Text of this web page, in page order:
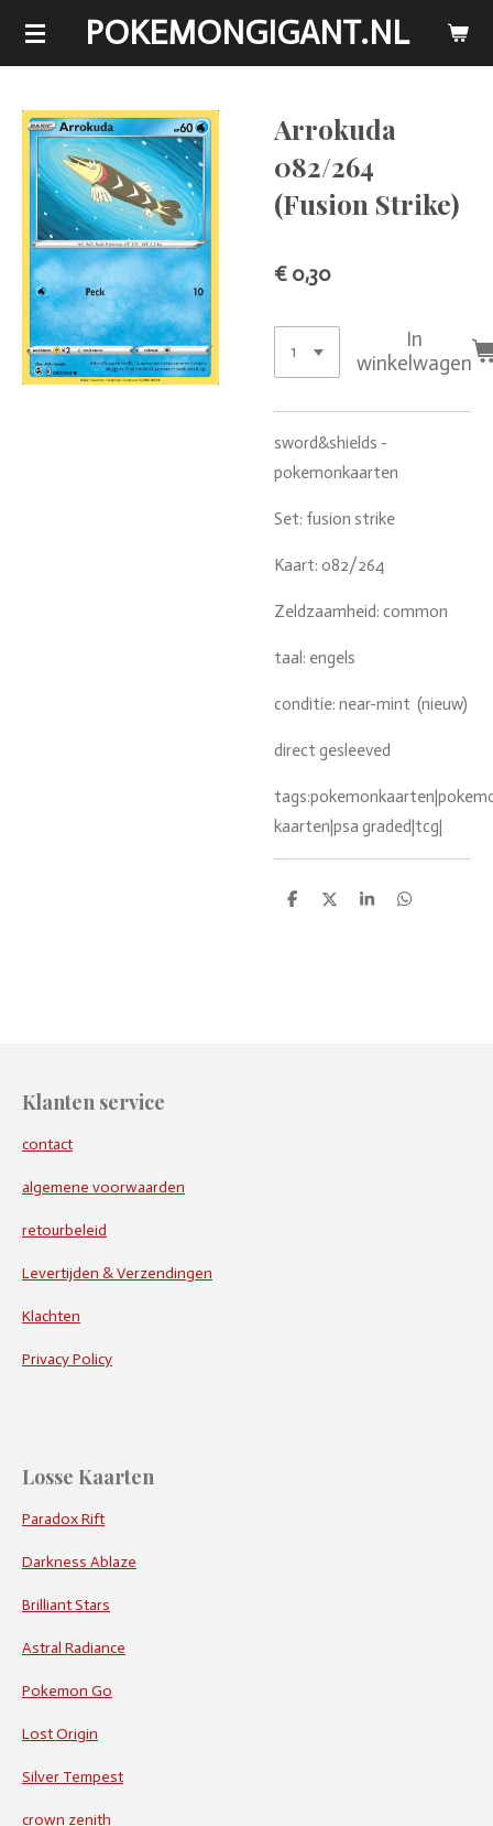
Ga
de
hoofdinhoud
POKEMONGIGANT.NL
Arrokuda
082/264
(Fusion Strike)
€ 0,30
In
winkelwagen
sword&shields -
pokemonkaarten
Set: fusion strike
Kaart: 082/264
Zeldzaamheid: common
taal: engels
conditie: near-mint (nieuw)
direct gesleeved
kaarten|psa graded|tcg|
D
D
S
D
Klanten service
contact
algemene voorwaarden
retourbeleid
Levertijden & Verzendingen
Klachten
Privacy Policy
Losse Kaarten
Paradox Rift
Darkness Ablaze
Brilliant Stars
Astral Radiance
Pokemon Go
Lost Origin
Silver Tempest
crown zenith